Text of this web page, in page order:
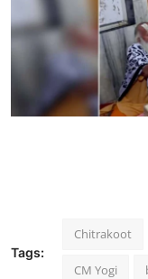
Tags:
Chitrakoot
CM Yogi